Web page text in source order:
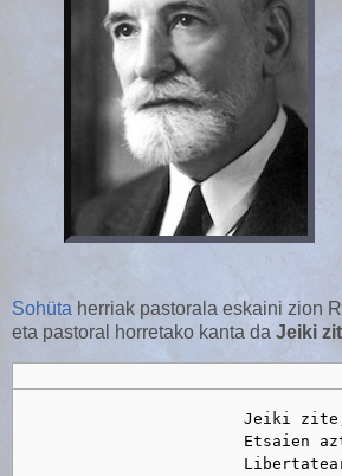
Sohüta herriak pastorala eskaini zion
eta pastoral horretako kanta da Jeiki
Jeiki
Etsaien